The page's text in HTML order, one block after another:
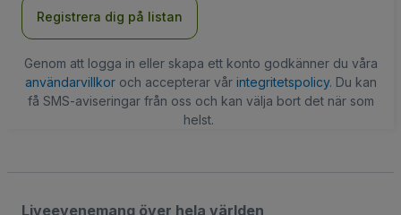
Registrera dig på listan
Genom att logga in eller skapa ett konto godkänner du våra
användarvillkoroch accepterar vår integritetspolicy. Du kan
få SMS-aviseringar från oss och kan välja bort det när som
helst.
Liveevenemang över hela världen